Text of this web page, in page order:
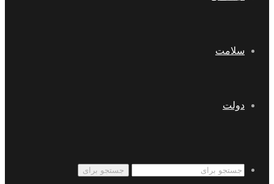
سلامت
دولت
جستجو برای